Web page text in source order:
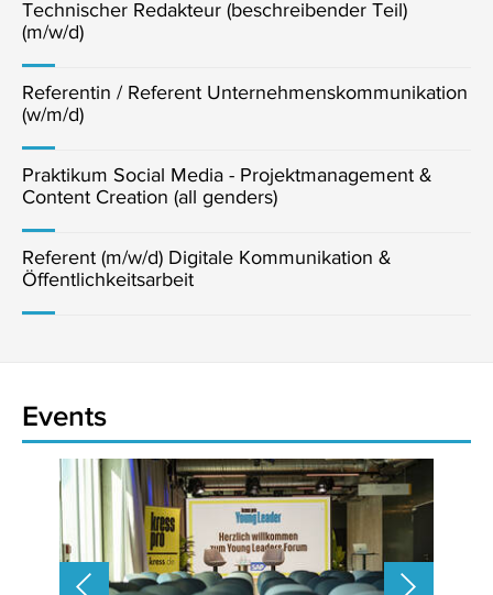
Technischer Redakteur (beschreibender Teil)
(m/w/d)
Referentin / Referent Unternehmenskommunikation
(w/m/d)
Praktikum Social Media - Projektmanagement &
Content Creation (all genders)
Referent (m/w/d) Digitale Kommunikation &
Öffentlichkeitsarbeit
Events